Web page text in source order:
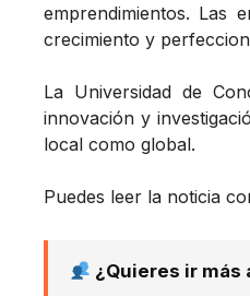
emprendimientos. Las
crecimiento y
La Universidad de
innovación y
local como global.
Puedes leer la noticia
¿Quieres ir más